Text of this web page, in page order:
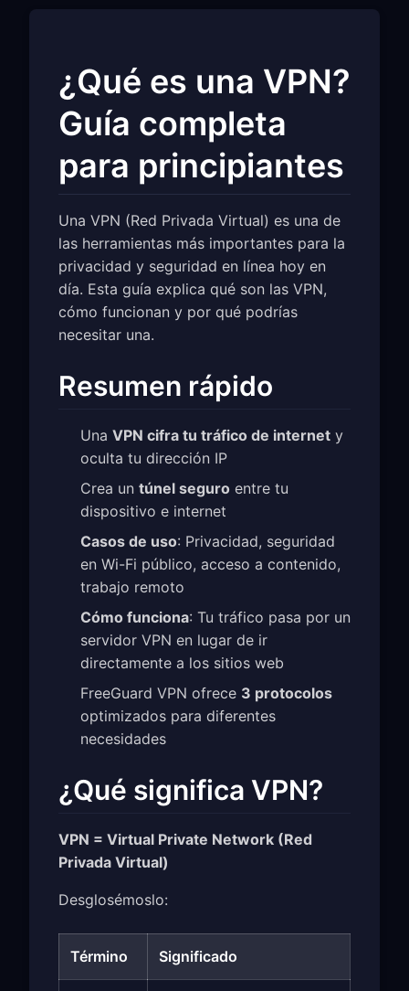
¿Qué es una VPN?
Guía completa
para principiantes
Una VPN (Red Privada Virtual) es una de
las herramientas más importantes para la
privacidad y seguridad en línea hoy en
día. Esta guía explica qué son las VPN,
cómo funcionan y por qué podrías
necesitar una.
Resumen rápido
Una VPN cifra tu tráfico de internet y
oculta tu dirección IP
Crea un túnel seguro entre tu
dispositivo e internet
Casos de uso: Privacidad, seguridad
en Wi-Fi público, acceso a contenido,
trabajo remoto
Cómo funciona: Tu tráfico pasa por un
servidor VPN en lugar de ir
directamente a los sitios web
FreeGuard VPN ofrece 3 protocolos
optimizados para diferentes
necesidades
¿Qué significa VPN?
VPN = Virtual Private Network (Red
Privada Virtual)
Desglosémoslo:
Término Significado